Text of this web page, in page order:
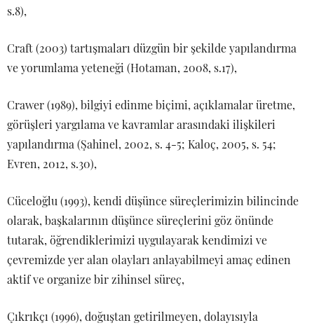
s.8),
Craft (2003) tartışmaları düzgün bir şekilde yapılandırma
ve yorumlama yeteneği (Hotaman, 2008, s.17),
Crawer (1989), bilgiyi edinme biçimi, açıklamalar üretme,
görüşleri yargılama ve kavramlar arasındaki ilişkileri
yapılandırma (Şahinel, 2002, s. 4-5; Kaloç, 2005, s. 54;
Evren, 2012, s.30),
Cüceloğlu (1993), kendi düşünce süreçlerimizin bilincinde
olarak, başkalarının düşünce süreçlerini göz önünde
tutarak, öğrendiklerimizi uygulayarak kendimizi ve
çevremizde yer alan olayları anlayabilmeyi amaç edinen
aktif ve organize bir zihinsel süreç,
Çıkrıkçı (1996), doğuştan getirilmeyen, dolayısıyla